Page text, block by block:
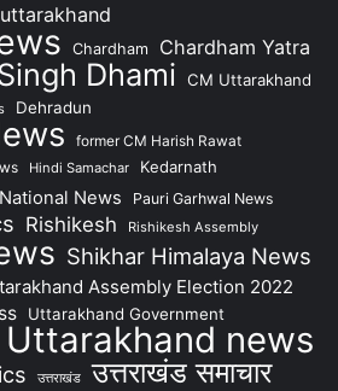
Chardham Chardham Yatra
Dhami CM Uttarakhand
Dehradun
former CM Harish Rawat
Hindi Samachar Kedarnath
National News Pauri Garhwal News
Rishikesh Rishikesh Assembly
Shikhar Himalaya News
Assembly Election 2022
Uttarakhand Government
Uttarakhand news
उत्तराखंड उत्तराखंड समाचार